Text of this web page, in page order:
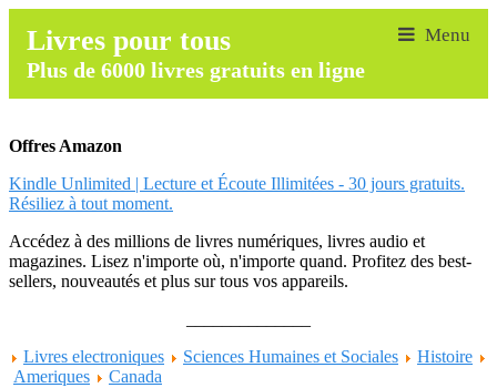
Livres pour tous
Plus de 6000 livres gratuits en ligne
Offres Amazon
Kindle Unlimited | Lecture et Écoute Illimitées - 30 jours gratuits.
Résiliez à tout moment.
Accédez à des millions de livres numériques, livres audio et
magazines. Lisez n'importe où, n'importe quand. Profitez des best-
sellers, nouveautés et plus sur tous vos appareils.
Livres electroniques
Sciences Humaines et Sociales
Histoire
Ameriques
Canada